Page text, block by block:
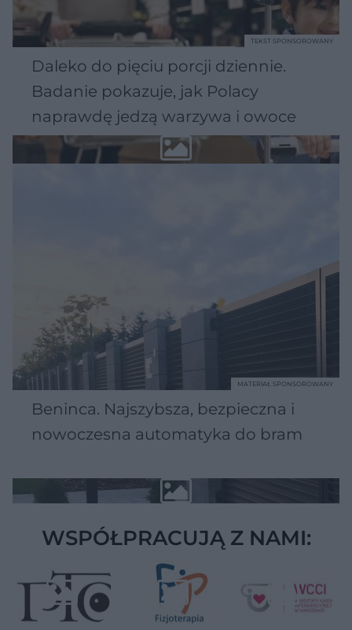
Daleko do pięciu porcji dziennie.
Badanie pokazuje, jak Polacy
naprawdę jedzą warzywa i owoce
TEKST SPONSOROWANY
Beninca. Najszybsza, bezpieczna i
nowoczesna automatyka do bram
MATERIAŁ SPONSOROWANY
WSPÓŁPRACUJĄ Z NAMI: